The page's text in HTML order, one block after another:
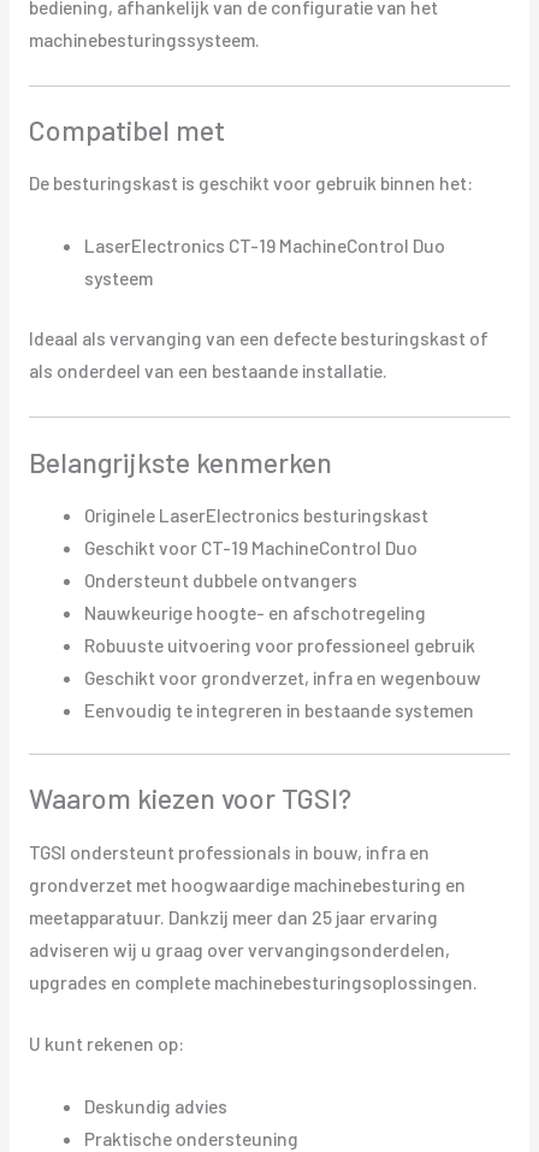
bediening, afhankelijk van de configuratie van het
machinebesturingssysteem.
Compatibel met
De besturingskast is geschikt voor gebruik binnen het:
LaserElectronics CT-19 MachineControl Duo
systeem
Ideaal als vervanging van een defecte besturingskast of
als onderdeel van een bestaande installatie.
Belangrijkste kenmerken
Originele LaserElectronics besturingskast
Geschikt voor CT-19 MachineControl Duo
Ondersteunt dubbele ontvangers
Nauwkeurige hoogte- en afschotregeling
Robuuste uitvoering voor professioneel gebruik
Geschikt voor grondverzet, infra en wegenbouw
Eenvoudig te integreren in bestaande systemen
Waarom kiezen voor TGSI?
TGSI ondersteunt professionals in bouw, infra en
grondverzet met hoogwaardige machinebesturing en
meetapparatuur. Dankzij meer dan 25 jaar ervaring
adviseren wij u graag over vervangingsonderdelen,
upgrades en complete machinebesturingsoplossingen.
U kunt rekenen op:
Deskundig advies
Praktische ondersteuning